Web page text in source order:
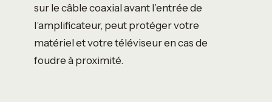
sur le câble coaxial avant l’entrée de
l’amplificateur, peut protéger votre
matériel et votre téléviseur en cas de
foudre à proximité.